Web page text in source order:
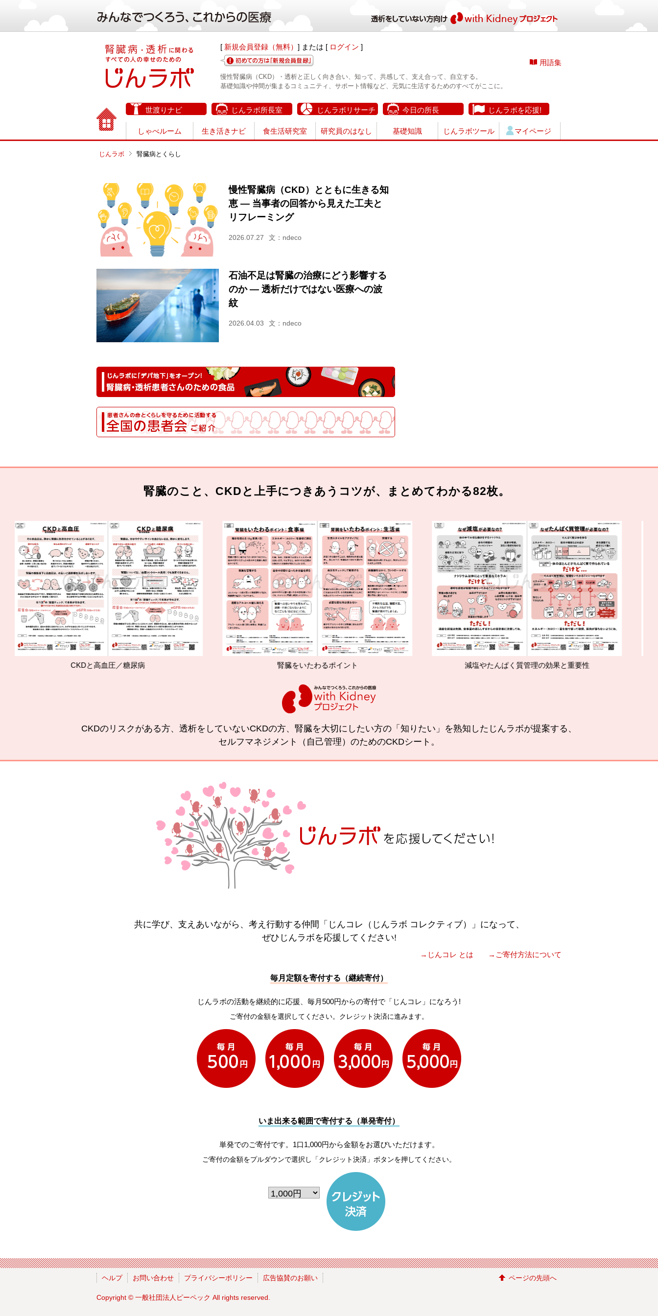
[ 新規会員登録（無料） ] または [ ログイン ]
用語集
慢性腎臓病（CKD）・透析と正しく向き合い、知って、共感して、支え合って、自立する。
基礎知識や仲間が集まるコミュニティ、サポート情報など、元気に生活するためのすべてがここに。
世渡りナビ じんラボ所長室 じんラボリサーチ 今日の所長 じんラボを応援!
しゃべルーム 生き活きナビ 食生活研究室 研究員のはなし 基礎知識 じんラボツール マイページ
じんラボ 腎臓病とくらし
慢性腎臓病（CKD）とともに生きる知
恵 — 当事者の回答から見えた工夫と
リフレーミング
2026.07.27 文：ndeco
石油不足は腎臓の治療にどう影響する
のか ― 透析だけではない医療への波
紋
2026.04.03 文：ndeco
腎臓のこと、CKDと上手につきあうコツが、まとめてわかる82枚。
CKDと高血圧／糖尿病 腎臓をいたわるポイント 減塩やたんぱく質管理の効果と重要性
CKDのリスクがある方、透析をしていないCKDの方、腎臓を大切にしたい方の「知りたい」を熟知したじんラボが提案する、
セルフマネジメント（自己管理）のためのCKDシート。
共に学び、支えあいながら、考え行動する仲間「じんコレ（じんラボ コレクティブ）」になって、
ぜひじんラボを応援してください!
→じんコレ とは →ご寄付方法について
毎月定額を寄付する（継続寄付）
じんラボの活動を継続的に応援、毎月500円からの寄付で「じんコレ」になろう!
ご寄付の金額を選択してください。クレジット決済に進みます。
いま出来る範囲で寄付する（単発寄付）
単発でのご寄付です。1口1,000円から金額をお選びいただけます。
ご寄付の金額をプルダウンで選択し「クレジット決済」ボタンを押してください。
ヘルプ お問い合わせ プライバシーポリシー 広告協賛のお願い ページの先頭へ
Copyright © 一般社団法人ピーペック All rights reserved.